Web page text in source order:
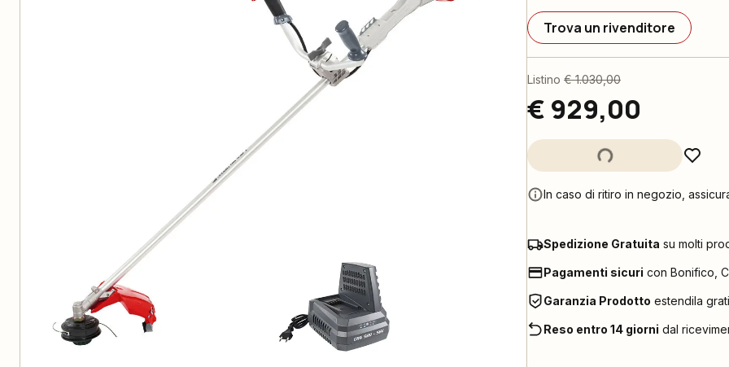
Trova un rivenditore
Listino € 1.030,00
€ 929,00
In caso di ritiro in negozio,
Spedizione Gratuita su molti
Pagamenti sicuri con Bonifico,
Garanzia Prodotto estendila
Reso entro 14 giorni dal